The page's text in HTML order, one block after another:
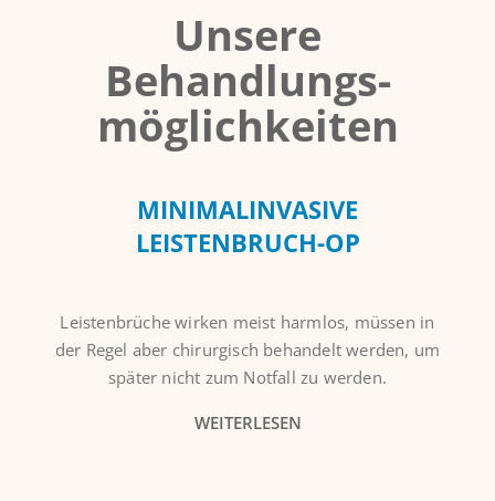
Unsere
Behandlungs­
möglichkeiten
MINIMALINVASIVE
LEISTENBRUCH-OP
Leistenbrüche wirken meist harmlos, müssen in
der Regel aber chirurgisch behandelt werden, um
später nicht zum Notfall zu werden.
WEITERLESEN